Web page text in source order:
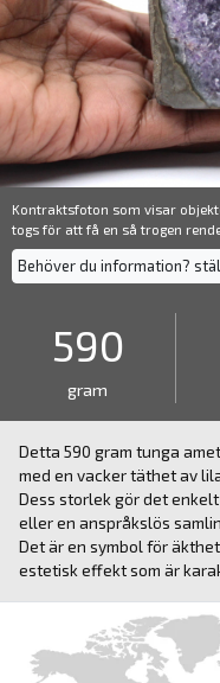
Kontraktsfoton som visar
togs för att få en så trogen
Behöver du information?
590
gram
Detta 590 gram tunga
med en vacker täthet av
Dess storlek gör det
eller en anspråkslös
Det är en symbol för
estetisk effekt som är